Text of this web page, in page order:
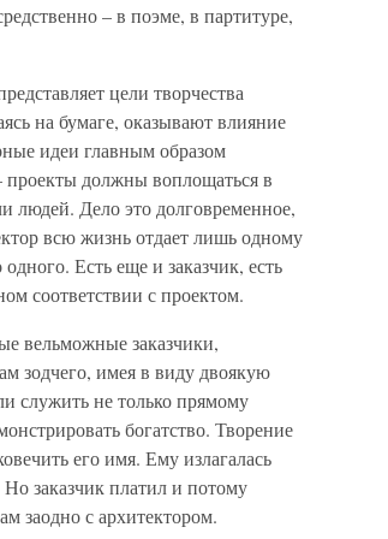
– в поэме, в партитуре,
цели творчества
на бумаге, оказывают влияние
идеи главным образом
должны воплощаться в
людей. Дело это долговременное,
всю жизнь отдает лишь одному
Есть еще и заказчик, есть
соответствии с проектом.
вельможные заказчики,
зодчего, имея в виду двоякую
служить не только прямому
богатство. Творение
его имя. Ему излагалась
заказчик платил и потому
заодно с архитектором.